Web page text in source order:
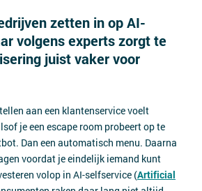
zetten in op AI-
volgens experts zorgt te
juist vaker voor
aan een klantenservice voelt
je een escape room probeert op te
Dan een automatisch menu. Daarna
voordat je eindelijk iemand kunt
volop in AI-selfservice (Artificial